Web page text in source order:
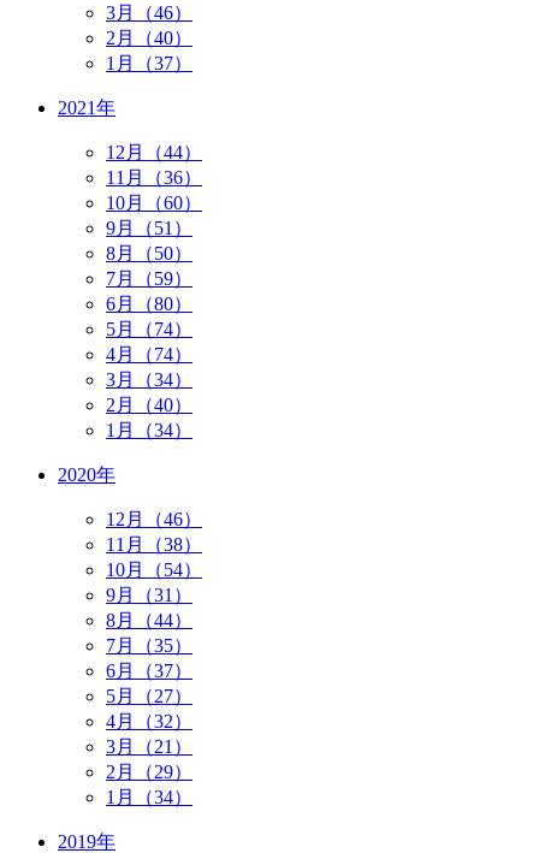
3月（46）
2月（40）
1月（37）
2021年
12月（44）
11月（36）
10月（60）
9月（51）
8月（50）
7月（59）
6月（80）
5月（74）
4月（74）
3月（34）
2月（40）
1月（34）
2020年
12月（46）
11月（38）
10月（54）
9月（31）
8月（44）
7月（35）
6月（37）
5月（27）
4月（32）
3月（21）
2月（29）
1月（34）
2019年